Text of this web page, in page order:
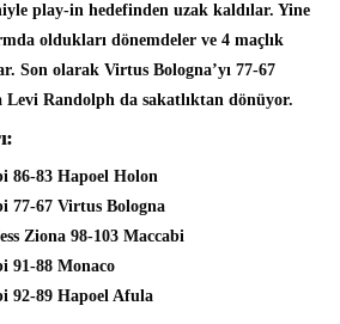
play-in hedefinden uzak kaldılar. Yine
oldukları dönemdeler ve 4 maçlık
Son olarak Virtus Bologna’yı 77-67
Levi Randolph da sakatlıktan dönüyor.
86-83 Hapoel Holon
77-67 Virtus Bologna
Ziona 98-103 Maccabi
91-88 Monaco
92-89 Hapoel Afula